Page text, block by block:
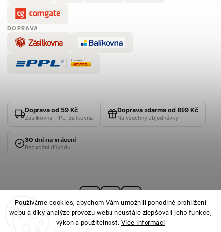
Používáme cookies, abychom Vám umožnili pohodlné prohlížení
webu a díky analýze provozu webu neustále zlepšovali jeho funkce,
výkon a použitelnost. Více informací
DOPRAVA
Doprava od 59 Kč
Zásilkovna, PPL, Balíkovna
Doprava zdarma od 899 Kč
Na všechny objednávky
30 dní na vrácení
Bez udání důvodu